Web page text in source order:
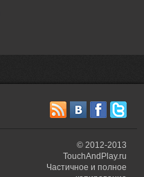
© 2012-2013
TouchAndPlay.ru
Частичное и полное